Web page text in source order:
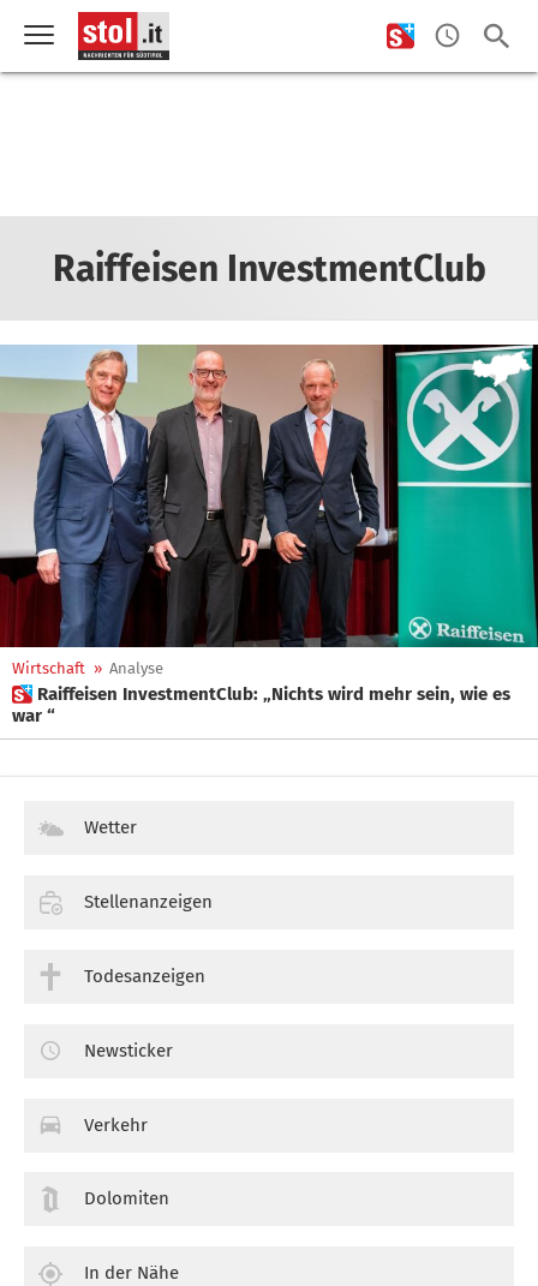
Raiffeisen InvestmentClub
Wirtschaft » Analyse
 Raiffeisen InvestmentClub: „Nichts wird mehr sein, wie es
war “
Wetter
Stellenanzeigen
Todesanzeigen
Newsticker
Verkehr
Dolomiten
In der Nähe